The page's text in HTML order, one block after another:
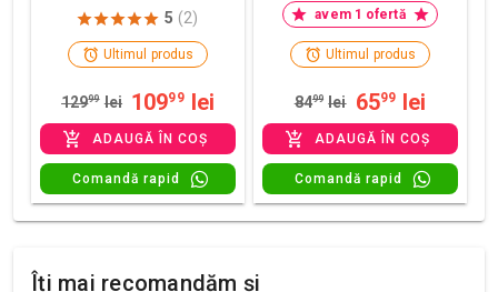
5 (2)
Ultimul produs
12999 lei 10999 lei
ADAUGĂ ÎN COȘ
Comandă rapid
avem 1 ofertă
Ultimul produs
8499 lei 6599 lei
ADAUGĂ ÎN COȘ
Comandă rapid
Îți mai recomandăm și